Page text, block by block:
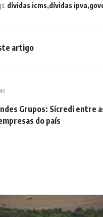
dívidas icms dívidas ipva
artigo
Grupos: Sicredi entre
do país